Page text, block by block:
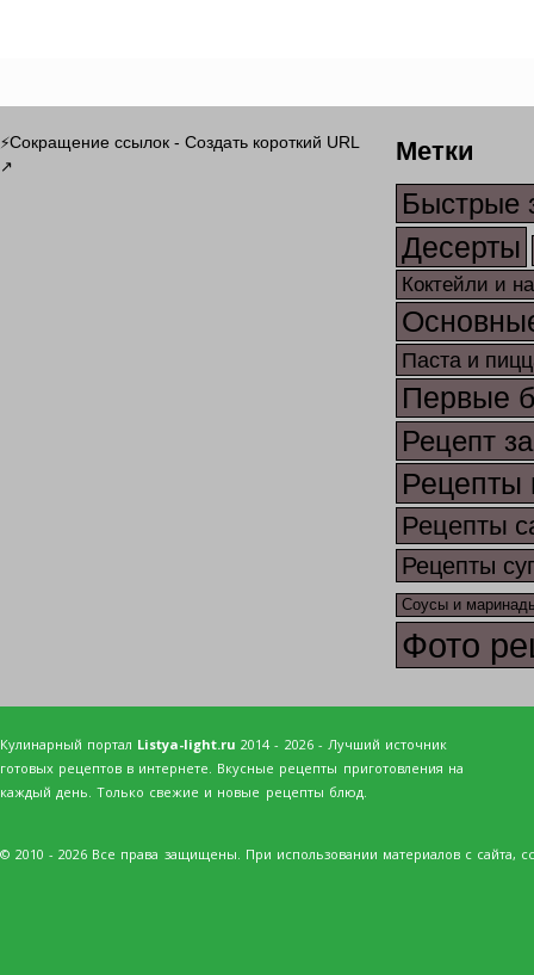
⚡Сокращение ссылок - Создать короткий URL
↗ Метки
Быстрые
Десерты
Коктейли и
Паста и
Первые
Рецепт
Рецепты
Рецепты
Рецепты
Соусы и
Фото
Кулинарный портал Listya-light.ru 2014 - 2026 - Лучший источник
готовых рецептов в интернете. Вкусные рецепты приготовления на
каждый день. Только свежие и новые рецепты блюд.
© 2010 - 2026 Все права защищены. При использовании материалов с сайта,